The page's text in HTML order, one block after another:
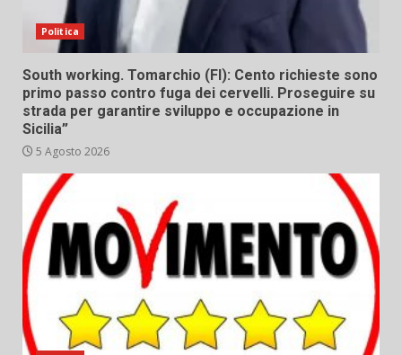
Politica
South working. Tomarchio (FI): Cento richieste sono
primo passo contro fuga dei cervelli. Proseguire su
strada per garantire sviluppo e occupazione in
Sicilia”
5 Agosto 2026